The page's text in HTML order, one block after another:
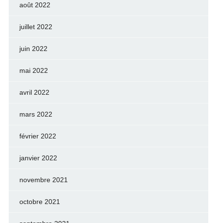
août 2022
juillet 2022
juin 2022
mai 2022
avril 2022
mars 2022
février 2022
janvier 2022
novembre 2021
octobre 2021